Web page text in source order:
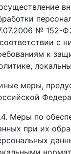
№ 152-
с
к
меры,
Меры по
при их